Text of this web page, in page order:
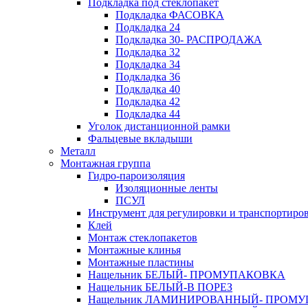
Подкладка ФАСОВКА
Подкладка 24
Подкладка 30- РАСПРОДАЖА
Подкладка 32
Подкладка 34
Подкладка 36
Подкладка 40
Подкладка 42
Подкладка 44
Уголок дистанционной рамки
Фальцевые вкладыши
Металл
Монтажная группа
Гидро-пароизоляция
Изоляционные ленты
ПСУЛ
Инструмент для регулировки и
Клей
Монтаж стеклопакетов
Монтажные клинья
Монтажные пластины
Нащельник БЕЛЫЙ- ПРОМУПАКОВКА
Нащельник БЕЛЫЙ-В ПОРЕЗ
Нащельник ЛАМИНИРОВАННЫЙ-